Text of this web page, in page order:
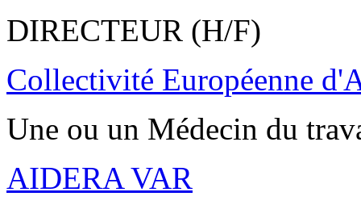
DIRECTEUR (H/F)
Collectivité Européenne
Une ou un Médecin du
AIDERA VAR